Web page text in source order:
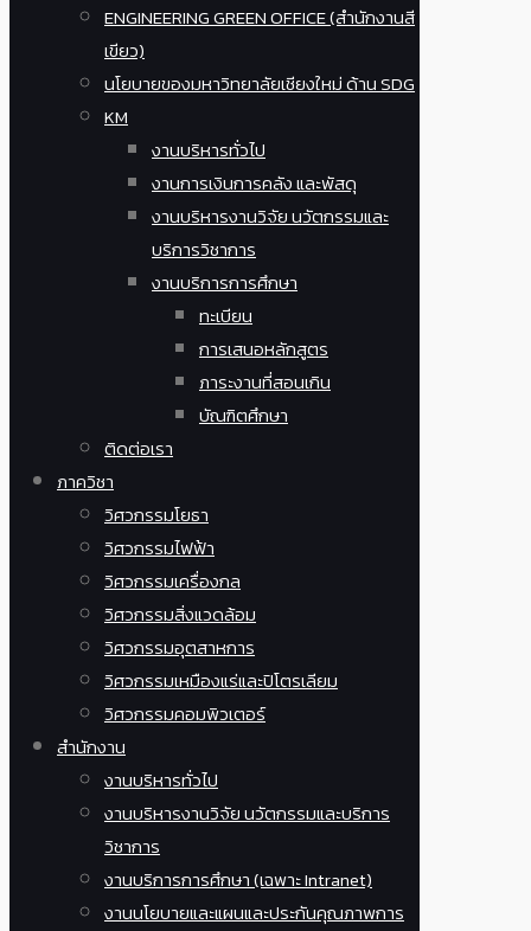
ENGINEERING GREEN OFFICE (สำนักงานสี
เขียว)
นโยบายของมหาวิทยาลัยเชียงใหม่ ด้าน SDG
KM
งานบริหารทั่วไป
งานการเงินการคลัง และพัสดุ
งานบริหารงานวิจัย นวัตกรรมและ
บริการวิชาการ
งานบริการการศึกษา
ทะเบียน
การเสนอหลักสูตร
ภาระงานที่สอนเกิน
บัณฑิตศึกษา
ติดต่อเรา
ภาควิชา
วิศวกรรมโยธา
วิศวกรรมไฟฟ้า
วิศวกรรมเครื่องกล
วิศวกรรมสิ่งแวดล้อม
วิศวกรรมอุตสาหการ
วิศวกรรมเหมืองแร่และปิโตรเลียม
วิศวกรรมคอมพิวเตอร์
สำนักงาน
งานบริหารทั่วไป
งานบริหารงานวิจัย นวัตกรรมและบริการ
วิชาการ
งานบริการการศึกษา (เฉพาะ Intranet)
งานนโยบายและแผนและประกันคุณภาพการ